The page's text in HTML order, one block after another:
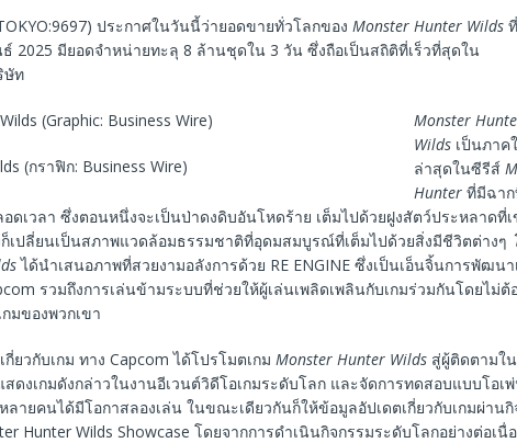
ประกาศในวันนี้ว่ายอดขายทั่วโลกของ Monster Hunter Wildsที่
2025 มียอดจำหน่ายทะลุ 8 ล้านชุดใน 3 วัน ซึ่งถือเป็นสถิติที่เร็วที่สุดใน
ษัท
(กราฟิก: Business Wire)
Monster
Wildsเป็นภาค
ล่าสุดในซีรีส์
Hunterที่มีฉาก
ดเวลา ซึ่งตอนหนึ่งจะเป็นป่าดงดิบอันโหดร้าย เต็มไปด้วยฝูงสัตว์ประหลาดที่
เปลี่ยนเป็นสภาพแวดล้อมธรรมชาติที่อุดมสมบูรณ์ที่เต็มไปด้วยสิ่งมีชีวิตต่างๆ
ได้นำเสนอภาพที่สวยงามอลังการด้วย RE ENGINE ซึ่งเป็นเอ็นจิ้นการพัฒนา
รวมถึงการเล่นข้ามระบบที่ช่วยให้ผู้เล่นเพลิดเพลินกับเกมร่วมกันโดยไม่ต้
มของพวกเขา
ยวกับเกม ทาง Capcom ได้โปรโมตเกม Monster Hunter Wildsสู่ผู้ติดตามใน
ดงเกมดังกล่าวในงานอีเวนต์วิดีโอเกมระดับโลก และจัดการทดสอบแบบโอเ
ลายคนได้มีโอกาสลองเล่น ในขณะเดียวกันก็ให้ข้อมูลอัปเดตเกี่ยวกับเกมผ่านกิ
Hunter Wilds Showcase โดยจากการดำเนินกิจกรรมระดับโลกอย่างต่อเนื่